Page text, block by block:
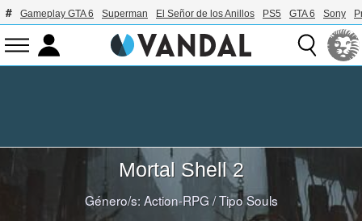
Gameplay GTA 6 Superman El Señor de los Anillos PS5 GTA 6 Sony
Mortal Shell 2
Género/s:Action-RPG/Tipo Souls